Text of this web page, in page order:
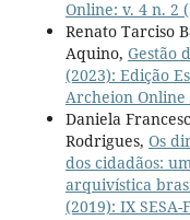
Online: v. 4 n. 2
Renato Tarciso
Aquino, Gestão
(2023): Edição
Archeion Online
Daniela
Rodrigues, Os
dos cidadãos:
arquivística
(2019): IX